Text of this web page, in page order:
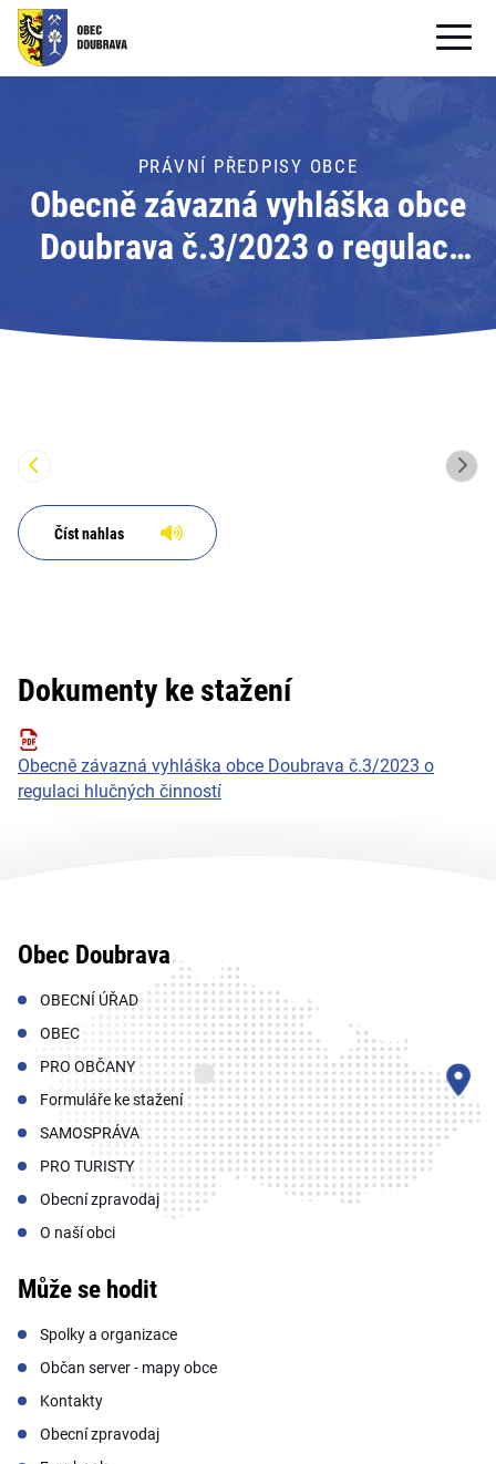
OBECNÍ ÚŘAD
PRO OBČANY
Formuláře ke stažení
PRO TURISTY
PRÁVNÍ PŘEDPISY OBCE
Obecně závazná vyhláška obce
Doubrava č.3/2023 o regulaci
Číst nahlas
Dokumenty ke stažení
Obecně závazná vyhláška obce Doubrava č.3/2023 o
regulaci hlučných činností
Obec Doubrava
OBECNÍ ÚŘAD
OBEC
PRO OBČANY
Formuláře ke stažení
SAMOSPRÁVA
PRO TURISTY
Obecní zpravodaj
O naší obci
Může se hodit
Spolky a organizace
Občan server - mapy obce
Kontakty
Obecní zpravodaj